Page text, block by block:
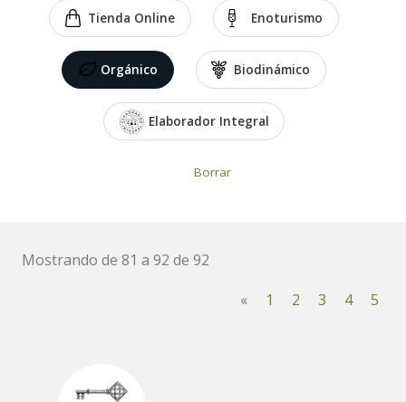
Tienda Online Enoturismo
Orgánico Biodinámico
Elaborador Integral
Borrar
Mostrando de 81 a 92 de 92
«
1 2 3 4 5